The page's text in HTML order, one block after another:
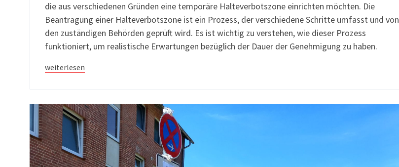
die aus verschiedenen Gründen eine temporäre Halteverbotszone einrichten möchten. Die
Beantragung einer Halteverbotszone ist ein Prozess, der verschiedene Schritte umfasst und von
den zuständigen Behörden geprüft wird. Es ist wichtig zu verstehen, wie dieser Prozess
funktioniert, um realistische Erwartungen bezüglich der Dauer der Genehmigung zu haben.
weiterlesen